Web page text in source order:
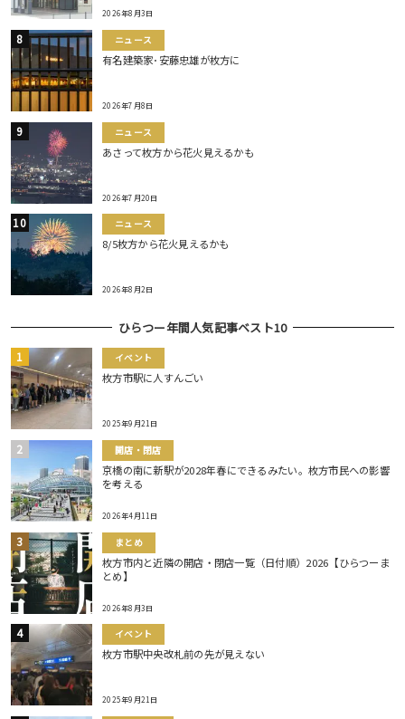
2026年8月3日
ニュース
有名建築家･安藤忠雄が枚方に
2026年7月8日
ニュース
あさって枚方から花火見えるかも
2026年7月20日
ニュース
8/5枚方から花火見えるかも
2026年8月2日
ひらつー年間人気記事ベスト10
イベント
枚方市駅に人すんごい
2025年9月21日
開店・閉店
京橋の南に新駅が2028年春にできるみたい。枚方市民への影響
を考える
2026年4月11日
まとめ
枚方市内と近隣の開店・閉店一覧（日付順）2026【ひらつーま
とめ】
2026年8月3日
イベント
枚方市駅中央改札前の先が見えない
2025年9月21日